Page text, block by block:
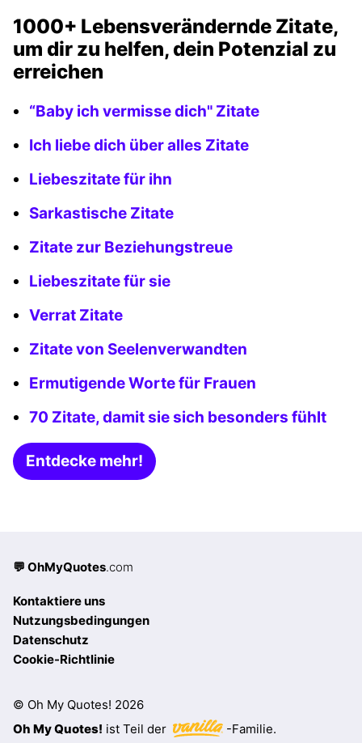
1000+ Lebensverändernde Zitate,
um dir zu helfen, dein Potenzial zu
erreichen
“Baby ich vermisse dich" Zitate
Ich liebe dich über alles Zitate
Liebeszitate für ihn
Sarkastische Zitate
Zitate zur Beziehungstreue
Liebeszitate für sie
Verrat Zitate
Zitate von Seelenverwandten
Ermutigende Worte für Frauen
70 Zitate, damit sie sich besonders fühlt
Entdecke mehr!
💬 OhMyQuotes.com
Kontaktiere uns
Nutzungsbedingungen
Datenschutz
Cookie-Richtlinie
© Oh My Quotes! 2026
Oh My Quotes! ist Teil der -Familie.